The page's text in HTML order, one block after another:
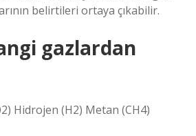
belirtileri ortaya çıkabilir.
gazlardan
Hidrojen (H2) Metan (CH4)